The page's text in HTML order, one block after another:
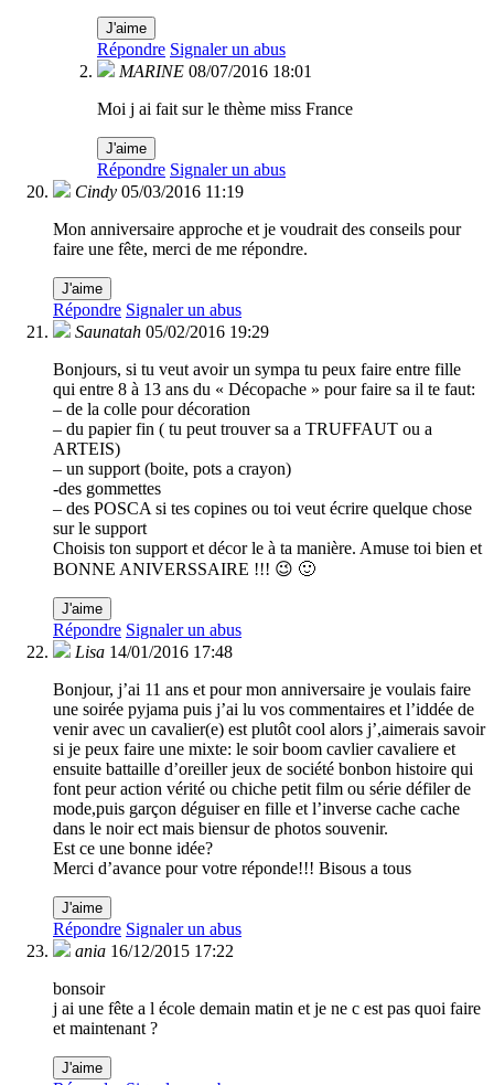
J'aime
Répondre Signaler un abus
MARINE 08/07/2016 18:01
Moi j ai fait sur le thème miss France
J'aime
Répondre Signaler un abus
Cindy 05/03/2016 11:19
Mon anniversaire approche et je voudrait des conseils pour
faire une fête, merci de me répondre.
J'aime
Répondre Signaler un abus
Saunatah 05/02/2016 19:29
Bonjours, si tu veut avoir un sympa tu peux faire entre fille
qui entre 8 à 13 ans du « Décopache » pour faire sa il te faut:
– de la colle pour décoration
– du papier fin ( tu peut trouver sa a TRUFFAUT ou a
ARTEIS)
– un support (boite, pots a crayon)
-des gommettes
– des POSCA si tes copines ou toi veut écrire quelque chose
sur le support
Choisis ton support et décor le à ta manière. Amuse toi bien et
BONNE ANIVERSSAIRE !!! 😉 🙂
J'aime
Répondre Signaler un abus
Lisa 14/01/2016 17:48
Bonjour, j’ai 11 ans et pour mon anniversaire je voulais faire
une soirée pyjama puis j’ai lu vos commentaires et l’iddée de
venir avec un cavalier(e) est plutôt cool alors j’,aimerais savoir
si je peux faire une mixte: le soir boom cavlier cavaliere et
ensuite battaille d’oreiller jeux de société bonbon histoire qui
font peur action vérité ou chiche petit film ou série défiler de
mode,puis garçon déguiser en fille et l’inverse cache cache
dans le noir ect mais biensur de photos souvenir.
Est ce une bonne idée?
Merci d’avance pour votre réponde!!! Bisous a tous
J'aime
Répondre Signaler un abus
ania 16/12/2015 17:22
bonsoir
j ai une fête a l école demain matin et je ne c est pas quoi faire
et maintenant ?
J'aime